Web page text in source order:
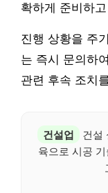
확하게 준비하
진행 상황을 주
는 즉시 문의하
관련 후속 조치
건설업
건설
육으로 시공